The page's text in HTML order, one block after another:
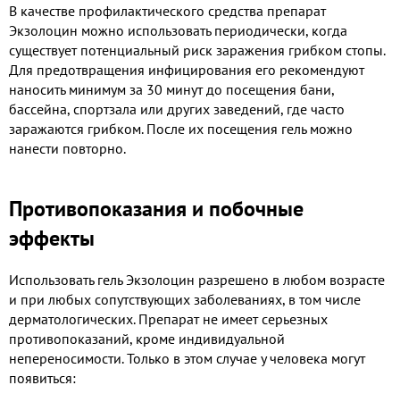
В качестве профилактического средства препарат
Экзолоцин можно использовать периодически, когда
существует потенциальный риск заражения грибком стопы.
Для предотвращения инфицирования его рекомендуют
наносить минимум за 30 минут до посещения бани,
бассейна, спортзала или других заведений, где часто
заражаются грибком. После их посещения гель можно
нанести повторно.
Противопоказания и побочные
эффекты
Использовать гель Экзолоцин разрешено в любом возрасте
и при любых сопутствующих заболеваниях, в том числе
дерматологических. Препарат не имеет серьезных
противопоказаний, кроме индивидуальной
непереносимости. Только в этом случае у человека могут
появиться: